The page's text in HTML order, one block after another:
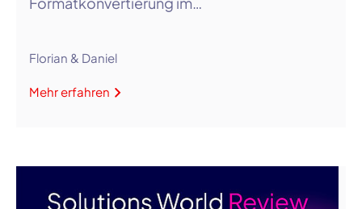
Florian & Daniel
Mehr erfahren